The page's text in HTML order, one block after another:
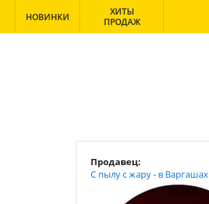
НОВИНКИ
ХИТЫ
ПРОДАЖ
Продавец:
С пылу с жару - в Варгашах